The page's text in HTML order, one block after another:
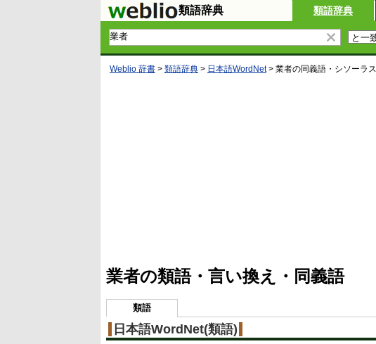
類語辞典 類語辞典
Weblio 辞書 > 類語辞典 > 日本語WordNet> 業者の同義語・シソーラス
5
%
業者の類語・言い換え・同義語
類語
日本語WordNet(類語)